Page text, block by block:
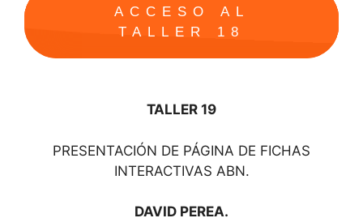
ACCESO AL
TALLER 18
TALLER 19
PRESENTACIÓN DE PÁGINA DE FICHAS
INTERACTIVAS ABN.
DAVID PEREA.